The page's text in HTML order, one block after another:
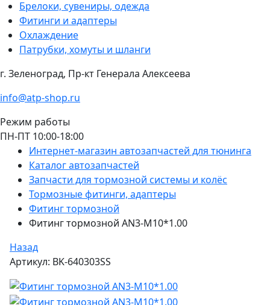
Брелоки, сувениры, одежда
Фитинги и адаптеры
Охлаждение
Патрубки, хомуты и шланги
г. Зеленоград, Пр-кт Генерала Алексеева
info@atp-shop.ru
Режим работы
ПН-ПТ 10:00-18:00
Интернет-магазин автозапчастей для тюнинга
Каталог автозапчастей
Запчасти для тормозной системы и колёс
Тормозные фитинги, адаптеры
Фитинг тормозной
Фитинг тормозной AN3-M10*1.00
Назад
Артикул: BK-640303SS